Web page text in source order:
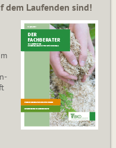
dem Laufenden sind!